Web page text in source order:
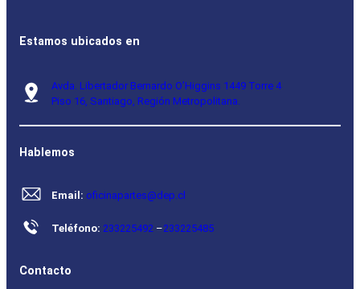
Estamos ubicados en
Avda. Libertador Bernardo O’Higgins 1449 Torre 4
Piso 16, Santiago, Región Metropolitana.
Hablemos
Email: oficinapartes@dep.cl
Teléfono: 233225492 –233225485
Contacto